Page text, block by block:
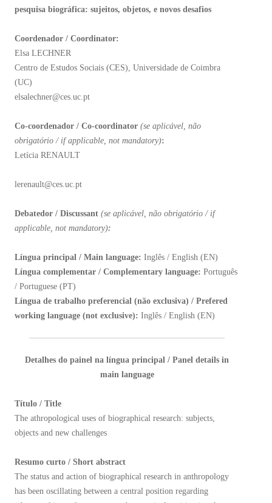
pesquisa biográfica: sujeitos, objetos, e novos desafios
Coordenador / Coordinator:
Elsa LECHNER
Centro de Estudos Sociais (CES), Universidade de Coimbra
(UC)
elsalechner@ces.uc.pt
Co-coordenador / Co-coordinator (se aplicável, não
obrigatório / if applicable, not mandatory):
Letícia RENAULT
lerenault@ces.uc.pt
Debatedor / Discussant (se aplicável, não obrigatório / if
applicable, not mandatory):
Língua principal / Main language: Inglês / English (EN)
Língua complementar / Complementary language: Português
/ Portuguese (PT)
Língua de trabalho preferencial (não exclusiva) / Prefered
working language (not exclusive): Inglês / English (EN)
Detalhes do painel na língua principal / Panel details in
main language
Título / Title
The athropological uses of biographical research: subjects,
objects and new challenges
Resumo curto / Short abstract
The status and action of biographical research in anthropology
has been oscillating between a central position regarding